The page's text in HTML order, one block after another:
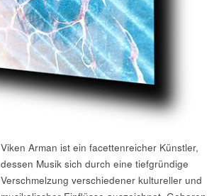
Viken Arman ist ein facettenreicher Künstler,
dessen Musik sich durch eine tiefgründige
Verschmelzung verschiedener kultureller und